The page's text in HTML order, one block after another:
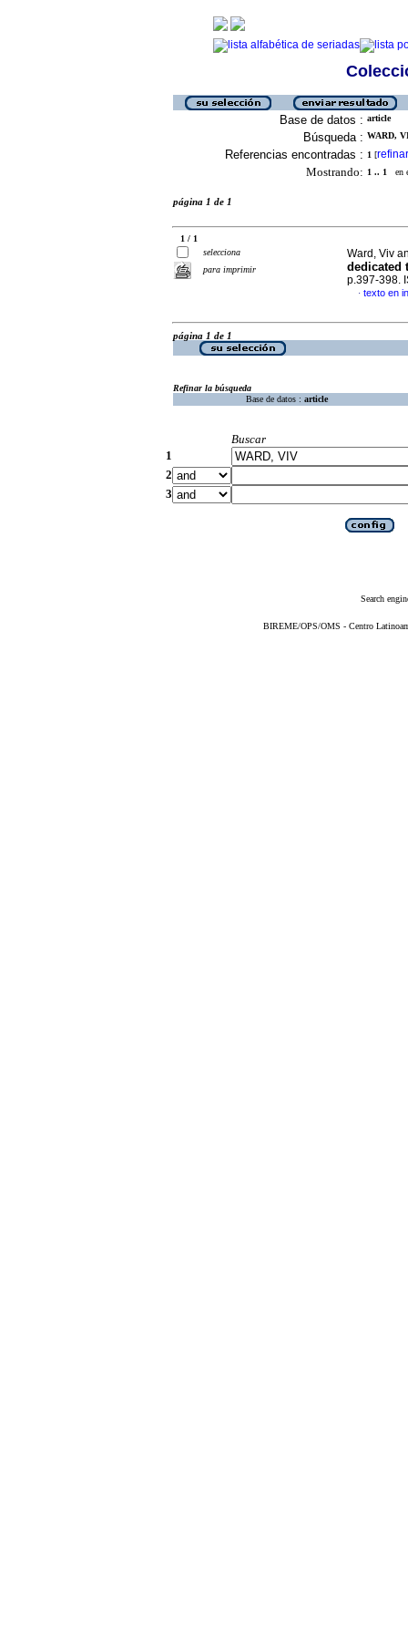
Base de datos : article
Búsqueda : WARD,
Referencias encontradas : 1 [refinar
Mostrando: 1 .. 1 en
página 1 de 1
1 / 1
selecciona
para imprimir
Ward, Viv
dedicated
p.397-398.
· texto en
página 1 de 1
Refinar la búsqueda
Base de datos : article
Buscar
1
2
3
Search
BIREME/OPS/OMS - Centro